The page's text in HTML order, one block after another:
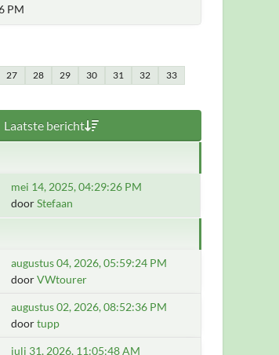
PM
27 28 29 30 31 32
33
Laatste bericht
mei 14, 2025, 04:29:26 PM
doorStefaan
augustus 04, 2026, 05:59:24 PM
doorVWtourer
augustus 02, 2026, 08:52:36 PM
doortupp
juli 31, 2026, 11:05:48 AM